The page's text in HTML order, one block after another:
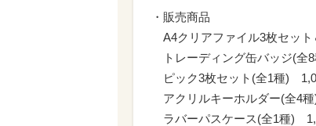
・販売商品
A4クリアファイル3枚セッ
トレーディング缶バッジ(全
ピック3枚セット(全1種)
アクリルキーホルダー(全4
ラバーパスケース(全1種)